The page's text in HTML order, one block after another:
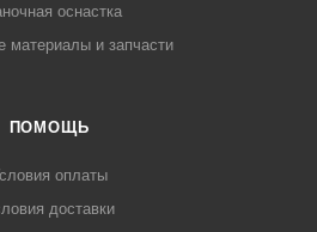
оснастка
материалы и запчасти
ПОМОЩЬ
оплаты
доставки